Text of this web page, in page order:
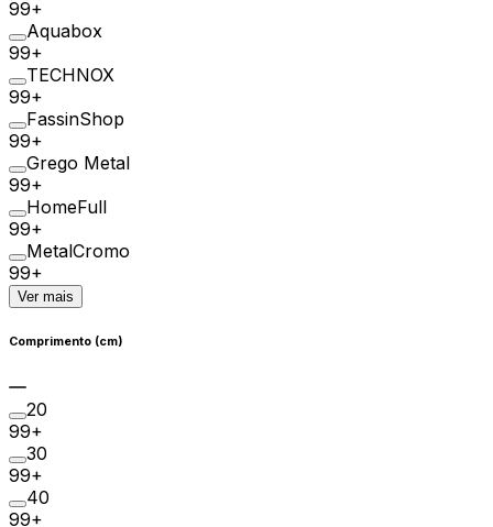
99+
Aquabox
99+
TECHNOX
99+
FassinShop
99+
Grego Metal
99+
HomeFull
99+
MetalCromo
99+
Ver mais
Comprimento (cm)
20
99+
30
99+
40
99+